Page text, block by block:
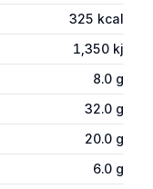
325 kcal
1,350 kj
8.0 g
32.0 g
20.0 g
6.0 g